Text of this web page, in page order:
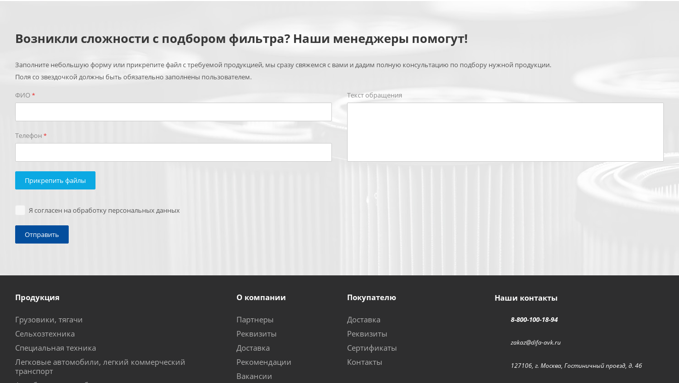
Возникли сложности с подбором фильтра? Наши менеджеры помогут!
Заполните небольшую форму или прикрепите файл с требуемой продукцией, мы сразу свяжемся с вами и дадим полную консультацию по подбору нужной продукции.
Поля со звездочкой должны быть обязательно заполнены пользователем.
ФИО*
Телефон *
Текст обращения
Прикрепить файлы
Я согласен на обработку персональных данных
Продукция
Грузовики, тягачи
Сельхозтехника
Специальная техника
Легковые автомобили, легкий коммерческий
транспорт
О компании
Партнеры
Реквизиты
Доставка
Рекомендации
Вакансии
Покупателю
Доставка
Реквизиты
Сертификаты
Контакты
Наши контакты
8-800-100-18-94
zakaz@difa-avk.ru
127106, г. Москва, Гостиничный проезд, д. 4б